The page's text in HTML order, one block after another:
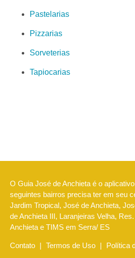
Pastelarias
Pizzarias
Sorveterias
Tapiocarias
O Guia José de Anchieta é o
seguintes bairros precisa ter em seu
Jardim Tropical, José de Anchieta,
de Anchieta III, Laranjeiras Velha,
Anchieta e TIMS em Serra/ ES
Contato | Termos de Uso | Política